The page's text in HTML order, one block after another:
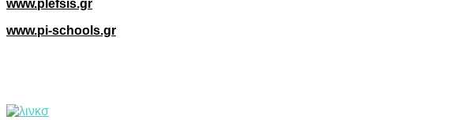
www.plefsis.gr
www.pi-schools.gr